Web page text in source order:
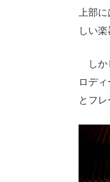
上部
しい楽
しか
ロデ
とフ